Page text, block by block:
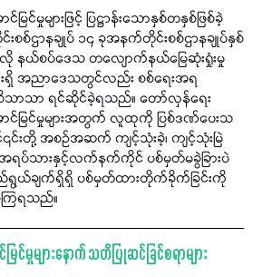
င်မှုများဖြင့် ပြဋ္ဌာန်းသောနှစ်တနှစ်ဖြစ်ခဲ့
စစ်ဌာနချုပ် ၁၄ ခုအနက်တိုင်းစစ်ဌာနချုပ်နှစ်
ယ်စပ်ဒေသ တလျောက်နယ်မြေဆုံးရှုံးမှု
းရှိ အညာဒေသတွင်လည်း စစ်ရေးအရ
သိသာသာ ရင်ဆိုင်ခဲ့ရသည်။ တော်လှန်ရေး
ာင်မြင်မှုများအတွက် လူထုကို ပြစ်ဒဏ်ပေးသ
းတို့ အစဉ်အဆက် ကျင့်သုံးခဲ့၊ ကျင့်သုံးမြဲ
ရပ်သားနှင့်လက်နက်ကိုင် ပစ်မှတ်မခွဲခြားပဲ
ရွယ်ချက်ရှိရှိ ပစ်မှတ်ထားတိုက်ခိုက်ခြင်းကို
ြရသည်။
ြင်မှုများနောက် သတိပြုဆင်ခြင်စရာများ